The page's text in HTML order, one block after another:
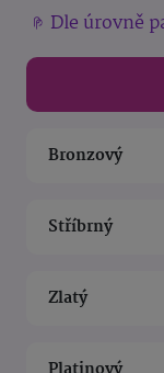
Dle úrovně
Bronzový
Stříbrný
Zlatý